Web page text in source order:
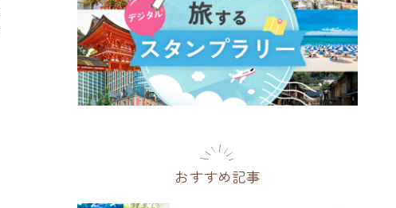
日本の手仕事の「いま」が詰まっ
た器と雑貨のお店／西荻窪
「tsugumi」
2026.08.05
おすすめ記事